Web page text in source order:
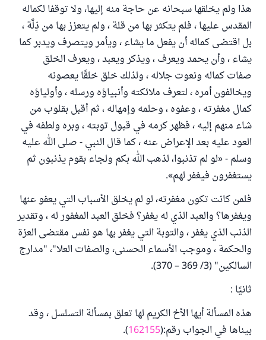
هذا ولم يخلقها سبحانه عن حاجة منه إليها، ولا توقفا لكماله
المقدس عليها ، فلم يتكثر بها من قلة ، ولم يتعزز بها من ذِلَّة ،
بل اقتضى كماله أن يفعل ما يشاء ، ويأمر ويتصرف ويدبر كما
يشاء ، وأن يحمد ويعرف ، ويذكر ويعبد ، ويعرف الخلق
صفات كماله ونعوت جلاله ، ولذلك خلق خلقًا يعصونه
ويخالفون أمره ، لتعرف ملائكته وأنبياؤه ورسله ، وأولياؤه
كمال مغفرته ، وعفوه ، وحلمه وإمهاله ، ثم أقبل بقلوب من
شاء منهم إليه ، فظهر كرمه في قبول توبته ، وبره ولطفه في
العود عليه بعد الإعراض عنه ، كما قال النبي - صلى الله عليه
وسلم - «لو لم تذنبوا، لذهب الله بكم ولجاء بقوم يذنبون ثم
يستغفرون فيغفر لهم».
فلمن كانت تكون مغفرته، لو لم يخلق الأسباب التي يعفو عنها
ويغفرها؟ والعبد الذي له يغفر؟ فخلق العبد المغفور له ، وتقدير
الذنب الذي يغفر ، والتوبة التي يغفر بها هو نفس مقتضى العزة
والحكمة ، وموجب الأسماء الحسنى، والصفات العلا"، "مدارج
السالكين" (3/ 369 – 370).
ثانيًا :
هذه المسألة أيها الأخ الكريم لها تعلق بمسألة التسلسل ، وقد
بيناها في الجواب رقم:(162155
).